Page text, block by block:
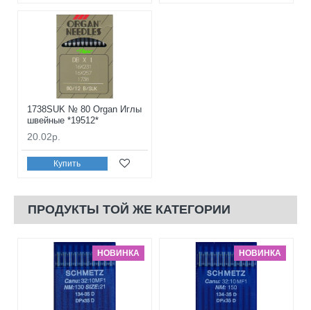
1738SUK № 80 Organ Иглы
швейные *19512*
20.02р.
Купить
ПРОДУКТЫ ТОЙ ЖЕ КАТЕГОРИИ
НОВИНКА НОВИНКА